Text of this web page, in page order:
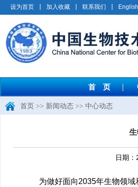
设为首页 加入收藏 联系我们 English
首 页
首页 >> 新闻动态 >> 中心动态
日期
为做好面向2035年生物领